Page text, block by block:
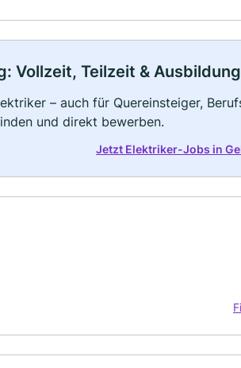
Vollzeit, Teilzeit & Ausbildung
– auch für Quereinsteiger,
und direkt bewerben.
Jetzt Elektriker-Jobs in